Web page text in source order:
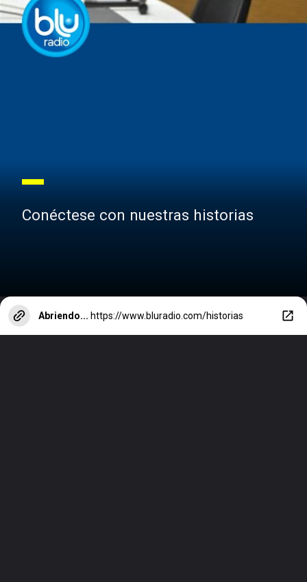
Conéctese con nuestras historias
Abriendo... https://www.bluradio.com/historias